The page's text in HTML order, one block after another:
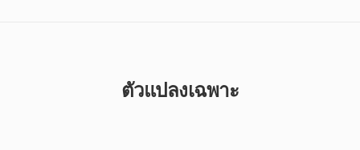
ตัวแปลงเฉพาะ